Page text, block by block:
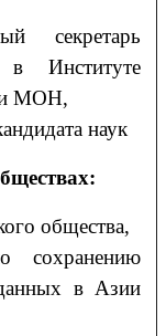
секретарь
в Институте
МОН,
наук
общества,
сохранению
в Азии